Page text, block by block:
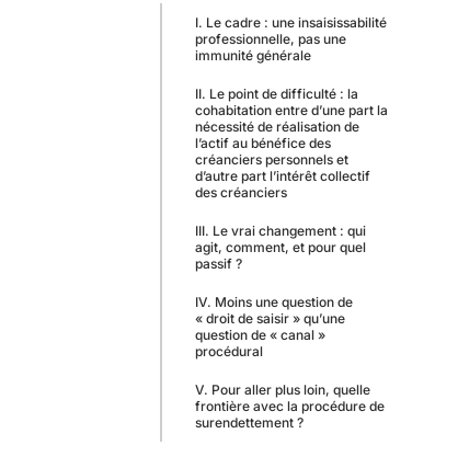
I. Le cadre : une insaisissabilité
professionnelle, pas une
immunité générale
II. Le point de difficulté : la
cohabitation entre d’une part la
nécessité de réalisation de
l’actif au bénéfice des
créanciers personnels et
d’autre part l’intérêt collectif
des créanciers
III. Le vrai changement : qui
agit, comment, et pour quel
passif ?
IV. Moins une question de
« droit de saisir » qu’une
question de « canal »
procédural
V. Pour aller plus loin, quelle
frontière avec la procédure de
surendettement ?